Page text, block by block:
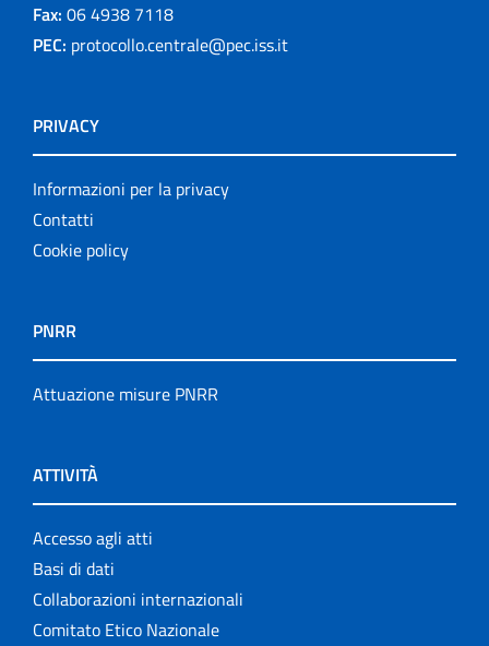
Fax: 06 4938 7118
PEC: protocollo.centrale@pec.iss.it
PRIVACY
Informazioni per la privacy
Contatti
Cookie policy
PNRR
Attuazione misure PNRR
ATTIVITÀ
Accesso agli atti
Basi di dati
Collaborazioni internazionali
Comitato Etico Nazionale